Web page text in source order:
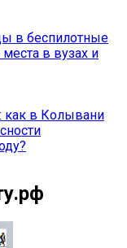
в беспилотные
в вузах и
в Колывани